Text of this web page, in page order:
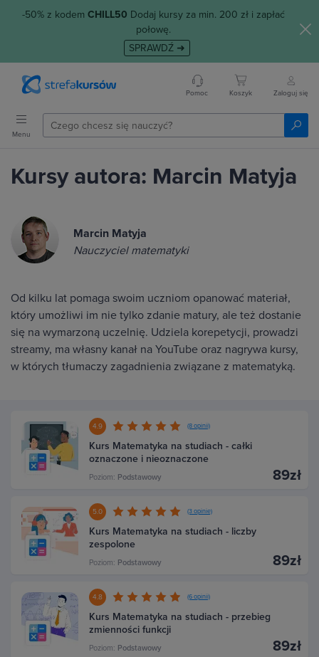
-50% z kodem CHILL50 Dodaj kursy za min. 200 zł i zapłać
połowę.
SPRAWDŹ ➜
Pomoc Koszyk Zaloguj się
Menu
Kursy autora: Marcin Matyja
Marcin Matyja
Nauczyciel matematyki
Od kilku lat pomaga swoim uczniom opanować materiał,
który umożliwi im nie tylko zdanie matury, ale też dostanie
się na wymarzoną uczelnię. Udziela korepetycji, prowadzi
streamy, ma własny kanał na YouTube oraz nagrywa kursy,
w których tłumaczy zagadnienia związane z matematyką.
4.9 (8 opinii)
Kurs Matematyka na studiach - całki
oznaczone i nieoznaczone
Poziom: Podstawowy 89zł
5.0 (3 opinie)
Kurs Matematyka na studiach - liczby
zespolone
Poziom: Podstawowy 89zł
4.8 (6 opinii)
Kurs Matematyka na studiach - przebieg
zmienności funkcji
Poziom: Podstawowy 89zł